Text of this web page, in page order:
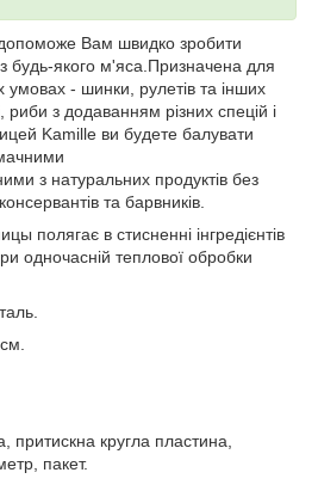
Вам швидко зробити
якого м'яса.Призначена для
умовах - шинки, рулетів та інших
риби з додаванням різних спецій і
Kamille ви будете балувати
з натуральних продуктів без
та барвників.
полягає в стисненні інгредієнтів
одночасній теплової обробки
притискна кругла пластина,
пакет.